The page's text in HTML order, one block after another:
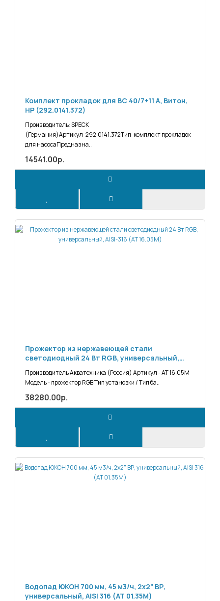
Комплект прокладок для BC 40/7+11 A, Витон,
НР (292.0141.372)
Производитель: SPECK
(Германия)Артикул: 292.0141.372Тип: комплект прокладок
для насосаПредназна..
14541.00р.
Прожектор из нержавеющей стали
cветодиодный 24 Вт RGB, универсальный,
Производитель Акватехника (Россия) Артикул - АТ 16.05M
Модель - прожектор RGB Тип установки / Тип ба..
38280.00р.
Водопад ЮКОН 700 мм, 45 м3/ч, 2х2" ВР,
универсальный, AISI 316 (АТ 01.35М)